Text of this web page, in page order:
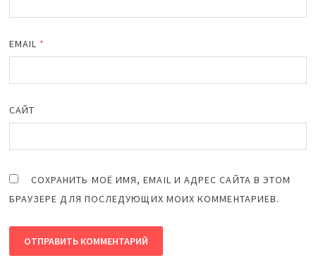
EMAIL *
САЙТ
СОХРАНИТЬ МОЁ ИМЯ, EMAIL И АДРЕС САЙТА В ЭТОМ
БРАУЗЕРЕ ДЛЯ ПОСЛЕДУЮЩИХ МОИХ КОММЕНТАРИЕВ.